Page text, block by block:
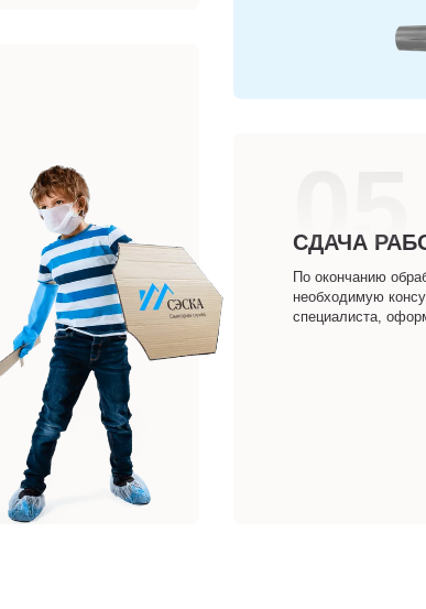
05
СДАЧА
По окончанию
необходимую
специалиста,